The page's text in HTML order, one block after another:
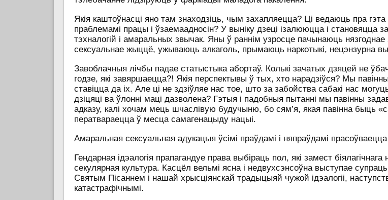
Якія каштоўнасці яно там знаходзіць, чым захапляецца? Ці ведаюць пра гэта
праблемамі працы і ўзаемаадносін? У выніку дзеці ізалююцца і становяцца
тэхналогій і амаральных звычак. Яны ў раннім узросце пачынаюць
сексуальнае жыццё, ужываюць алкаголь, прымаюць наркотыкі, нецэнзурна
Завоблачныя лічбы падае статыстыка абортаў. Колькі зачатых дзяцей не
годзе, які завяршаецца?! Якія перспектывы ў тых, хто нарадзіўся? Мы
ставіцца да іх. Але ці не здзіўляе нас тое, што за забойства сабакі нас
дзіцяці ва ўлонні маці дазволена? Гэтыя і падобныя пытанні мы павінны
адказу, калі хочам мець шчаслівую будучыню, бо сям’я, якая павінна быць
ператвараецца ў месца самагенацыду нацыі.
Амаральная сексуальная адукацыя ўсімі праўдамі і няпраўдамі
Гендарная ідэалогія прапагандуе права выбіраць пол, які замест
секулярная культура. Касцёл вельмі ясна і недвухсэнсоўна выступае
Святым Пісаннем і нашай хрысціянскай традыцыяй чужой ідэалогіі,
катастрафічнымі.